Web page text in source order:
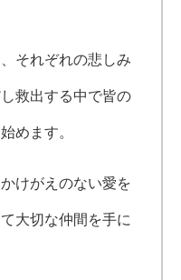
それぞれの悲しみ
救出する中で皆の
めます。
けがえのない愛を
大切な仲間を手に